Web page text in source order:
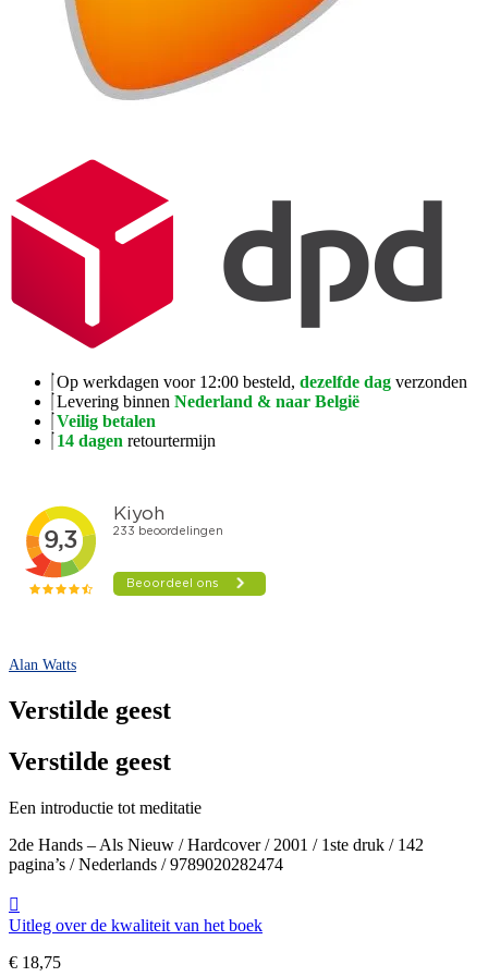
Op werkdagen voor 12:00 besteld, dezelfde dag verzonden
Levering binnen Nederland & naar België
Veilig betalen
14 dagen retourtermijn
Alan Watts
Verstilde geest
Verstilde geest
Een introductie tot meditatie
2de Hands – Als Nieuw / Hardcover / 2001 / 1ste druk / 142
pagina’s / Nederlands / 9789020282474
Uitleg over de kwaliteit van het boek
€ 18,75